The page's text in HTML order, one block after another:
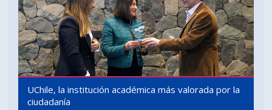
UChile, la institución académica más valorada por la
ciudadanía